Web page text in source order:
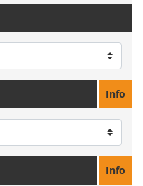
Info
Info